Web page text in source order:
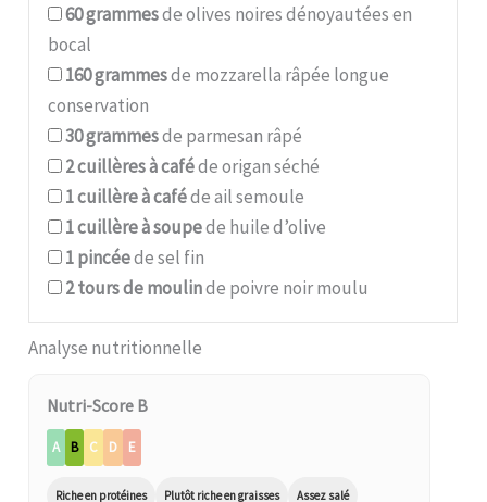
60grammesde olives noires dénoyautées en
bocal
160grammesde mozzarella râpée longue
conservation
30grammesde parmesan râpé
2cuillères à caféde origan séché
1cuillère à caféde ail semoule
1cuillère à soupede huile d’olive
1pincéede sel fin
2tours de moulinde poivre noir moulu
Analyse nutritionnelle
Nutri-Score B
A B C D E
Riche en protéines Plutôt riche en graisses Assez salé